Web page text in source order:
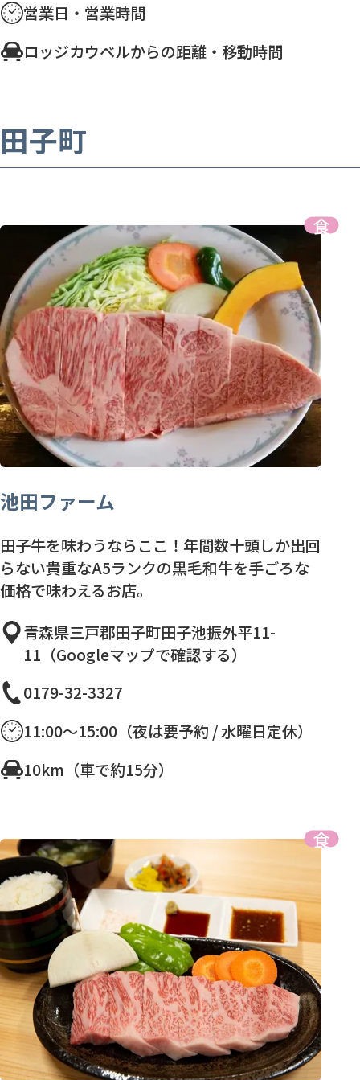
営業日・営業時間
ロッジカウベルからの距離・移動時間
田子町
池田ファーム
田子牛を味わうならここ！年間数十頭しか出回
らない貴重なA5ランクの黒毛和牛を手ごろな
価格で味わえるお店。
青森県三戸郡田子町田子池振外平11-
11（Googleマップで確認する）
0179-32-3327
11:00〜15:00（夜は要予約 / 水曜日定休）
10km（車で約15分）